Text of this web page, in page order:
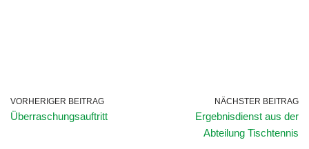
VORHERIGER BEITRAG
Überraschungsauftritt
NÄCHSTER BEITRAG
Ergebnisdienst aus der
Abteilung Tischtennis